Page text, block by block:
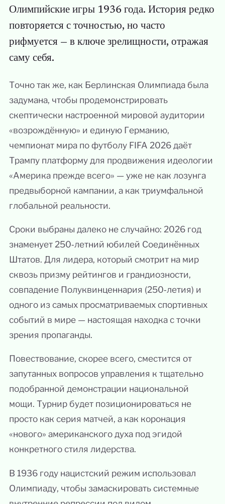
Олимпийские игры 1936 года. История редко
повторяется с точностью, но часто
рифмуется — в ключе зрелищности, отражая
саму себя.
Точно так же, как Берлинская Олимпиада была
задумана, чтобы продемонстрировать
скептически настроенной мировой аудитории
«возрождённую» и единую Германию,
чемпионат мира по футболу FIFA 2026 даёт
Трампу платформу для продвижения идеологии
«Америка прежде всего» — уже не как лозунга
предвыборной кампании, а как триумфальной
глобальной реальности.
Сроки выбраны далеко не случайно: 2026 год
знаменует 250‑летний юбилей Соединённых
Штатов. Для лидера, который смотрит на мир
сквозь призму рейтингов и грандиозности,
совпадение Полуквинценнария (250‑летия) и
одного из самых просматриваемых спортивных
событий в мире — настоящая находка с точки
зрения пропаганды.
Повествование, скорее всего, сместится от
запутанных вопросов управления к тщательно
подобранной демонстрации национальной
мощи. Турнир будет позиционироваться не
просто как серия матчей, а как коронация
«нового» американского духа под эгидой
конкретного стиля лидерства.
В 1936 году нацистский режим использовал
Олимпиаду, чтобы замаскировать системные